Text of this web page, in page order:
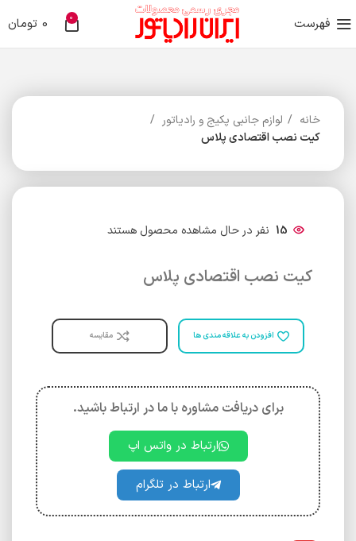
فهرست 0 تومان
خانه
لوازم جانبی پکیج و رادیاتور
کیت نصب اقتصادی پلاس
15 نفر در حال مشاهده محصول هستند
کیت نصب اقتصادی پلاس
افزودن به علاقه مندی ها مقایسه
برای دریافت مشاوره با ما در ارتباط باشید.
ارتباط در واتس اپ
ارتباط در تلگرام